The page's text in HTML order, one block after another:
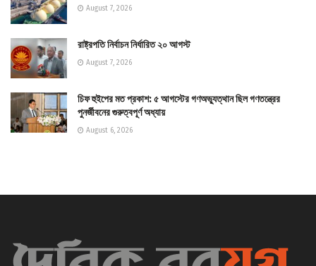
August 7, 2026
রাষ্ট্রপতি নির্বাচন নির্ধারিত ২০ আগস্ট
August 7, 2026
চিফ হুইপের মত প্রকাশ: ৫ আগস্টের গণঅভ্যুত্থান ছিল গণতন্ত্রের
পুনর্জীবনের গুরুত্বপূর্ণ অধ্যায়
August 6, 2026